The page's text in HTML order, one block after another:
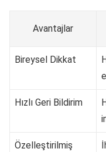
Avantajlar
Bireysel Dikkat
Hızlı Geri Bildirim
Özelleştirilmiş